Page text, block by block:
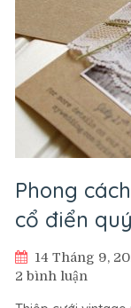
Phong
cổ điển
14 Tháng 9,
2 bình luận